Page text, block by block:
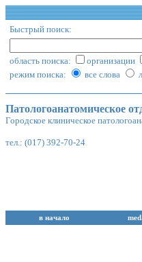
Быстрый поиск:
область поиска: организации
режим поиска:
все слова
Патологоанатомическое
Городское клиническое
тел.: (017) 392-70-24
в начало